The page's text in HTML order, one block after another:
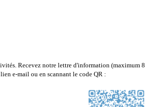
Recevez notre lettre d'information (maximum 8
e-mail ou en scannant le code QR :